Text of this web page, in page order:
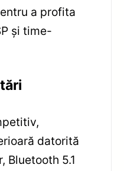
a profita
și time-
datorită
Bluetooth 5.1